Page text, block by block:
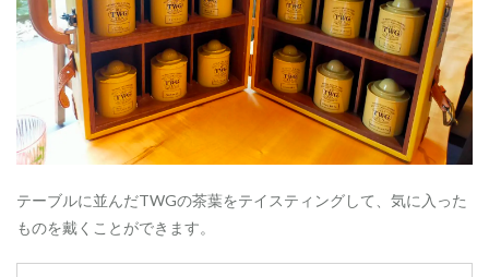
テーブルに並んだTWGの茶葉をテイスティングして、気に入った
ものを戴くことができます。